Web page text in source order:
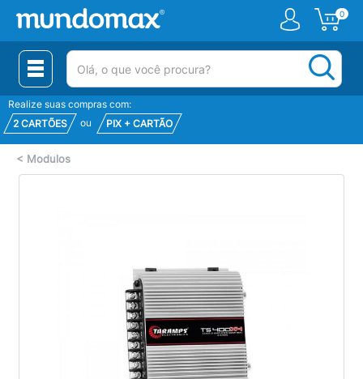
0
(pesquisar)
Realize suas compras com:
2 CARTÕES
ou PIX + CARTÃO
< Modulos